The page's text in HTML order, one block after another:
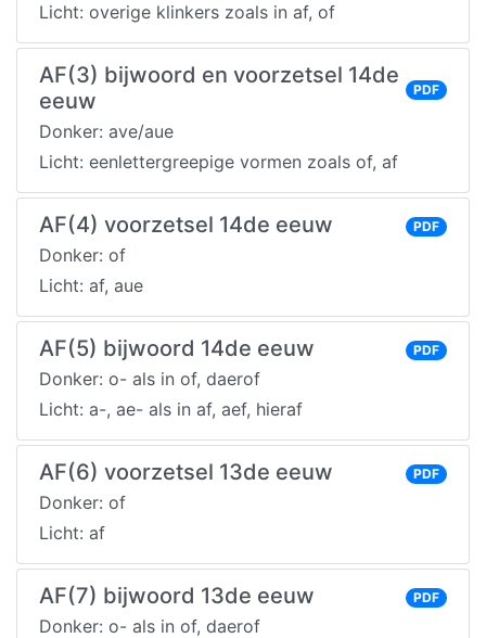
Licht: overige klinkers zoals in af, of
AF(3) bijwoord en voorzetsel 14de
eeuw
PDF
Donker: ave/aue
Licht: eenlettergreepige vormen zoals of, af
AF(4) voorzetsel 14de eeuw PDF
Donker: of
Licht: af, aue
AF(5) bijwoord 14de eeuw PDF
Donker: o- als in of, daerof
Licht: a-, ae- als in af, aef, hieraf
AF(6) voorzetsel 13de eeuw PDF
Donker: of
Licht: af
AF(7) bijwoord 13de eeuw PDF
Donker: o- als in of, daerof